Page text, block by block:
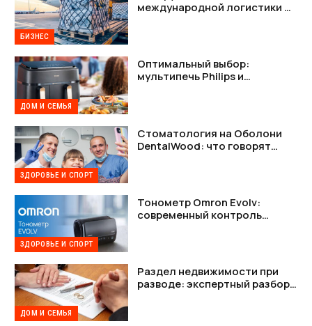
БИЗНЕС
международной логистики —
ДОМ И СЕМЬЯ
Оптимальный выбор:
мультипечь Philips и
ЗДОРОВЬЕ И СПОРТ
Стоматология на Оболони
DentalWood: что говорят
ЗДОРОВЬЕ И СПОРТ
Тонометр Omron Evolv:
современный контроль
ДОМ И СЕМЬЯ
Раздел недвижимости при
разводе: экспертный разбор